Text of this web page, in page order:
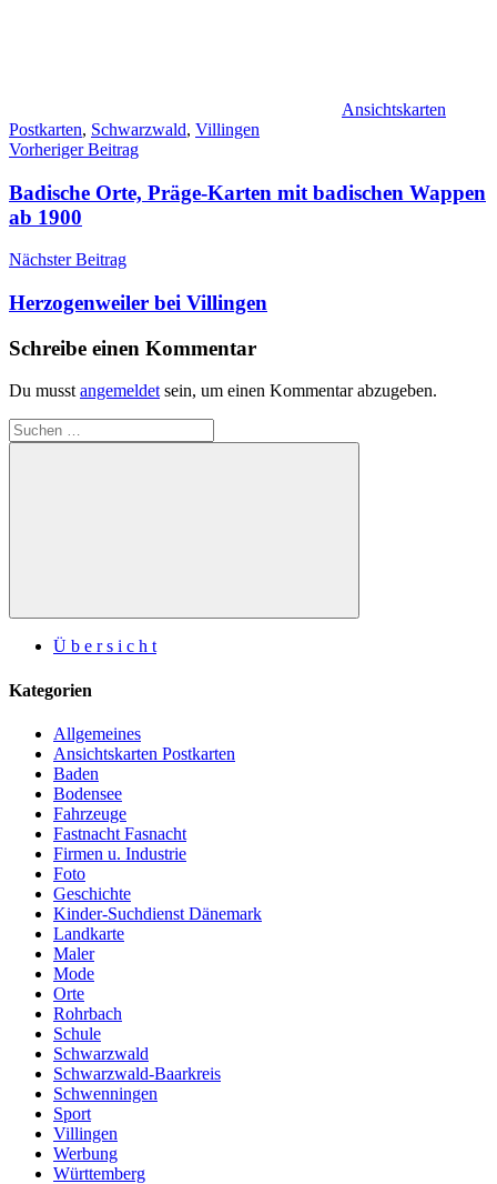
Ansichtskarten
Postkarten, Schwarzwald, Villingen
Beitragsnavigation
Vorheriger Beitrag
Badische Orte, Präge-Karten mit badischen Wappen
ab 1900
Nächster Beitrag
Herzogenweiler bei Villingen
Schreibe einen Kommentar
Du musstangemeldetsein, um einen Kommentar abzugeben.
Suchen
nach:
Suchen
Ü b e r s i c h t
Kategorien
Allgemeines
Ansichtskarten Postkarten
Baden
Bodensee
Fahrzeuge
Fastnacht Fasnacht
Firmen u. Industrie
Foto
Geschichte
Kinder-Suchdienst Dänemark
Landkarte
Maler
Mode
Orte
Rohrbach
Schule
Schwarzwald
Schwarzwald-Baarkreis
Schwenningen
Sport
Villingen
Werbung
Württemberg